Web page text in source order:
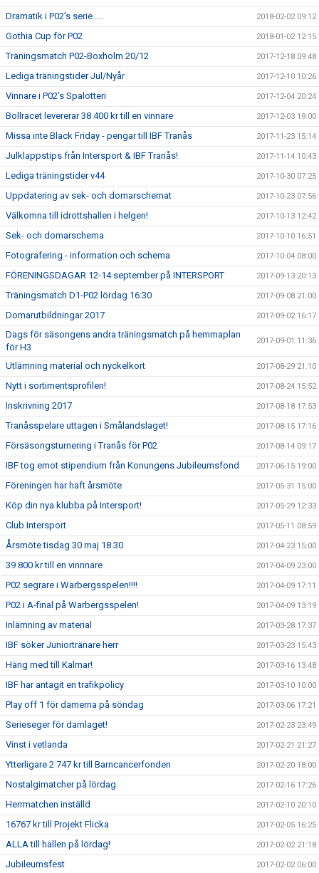
Dramatik i P02’s serie..... 2018-02-02 09:12
Gothia Cup för P02 2018-01-02 12:15
Träningsmatch P02-Boxholm 20/12 2017-12-18 09:48
Lediga träningstider Jul/Nyår 2017-12-10 10:26
Vinnare i P02’s Spalotteri 2017-12-04 20:24
Bollracet levererar 38 400 kr till en vinnare 2017-12-03 19:00
Missa inte Black Friday - pengar till IBF Tranås 2017-11-23 15:14
Julklappstips från Intersport & IBF Tranås! 2017-11-14 10:43
Lediga träningstider v44 2017-10-30 07:25
Uppdatering av sek- och domarschemat 2017-10-23 07:56
Välkomna till idrottshallen i helgen! 2017-10-13 12:42
Sek- och domarschema 2017-10-10 16:51
Fotografering - information och schema 2017-10-04 08:00
FÖRENINGSDAGAR 12-14 september på INTERSPORT 2017-09-13 20:13
Träningsmatch D1-P02 lördag 16:30 2017-09-08 21:00
Domarutbildningar 2017 2017-09-02 16:17
Dags för säsongens andra träningsmatch på hemmaplan
för H3
2017-09-01 11:36
Utlämning material och nyckelkort 2017-08-29 21:10
Nytt i sortimentsprofilen! 2017-08-24 15:52
Inskrivning 2017 2017-08-18 17:53
Tranåsspelare uttagen i Smålandslaget! 2017-08-15 17:16
Försäsongsturnering i Tranås för P02 2017-08-14 09:17
IBF tog emot stipendium från Konungens Jubileumsfond 2017-06-15 19:00
Föreningen har haft årsmöte 2017-05-31 15:00
Köp din nya klubba på Intersport! 2017-05-29 12:33
Club Intersport 2017-05-11 08:59
Årsmöte tisdag 30 maj 18.30 2017-04-23 15:00
39 800 kr till en vinnnare 2017-04-09 23:00
P02 segrare i Warbergsspelen!!!! 2017-04-09 17:11
P02 i A-final på Warbergsspelen! 2017-04-09 13:19
Inlämning av material 2017-03-28 17:37
IBF söker Juniortränare herr 2017-03-23 15:43
Häng med till Kalmar! 2017-03-16 13:48
IBF har antagit en trafikpolicy 2017-03-10 10:00
Play off 1 för damerna på söndag 2017-03-06 17:21
Serieseger för damlaget! 2017-02-23 23:49
Vinst i vetlanda 2017-02-21 21:27
Ytterligare 2 747 kr till Barncancerfonden 2017-02-20 18:00
Nostalgimatcher på lördag 2017-02-16 17:26
Herrmatchen inställd 2017-02-10 20:10
16767 kr till Projekt Flicka 2017-02-05 16:25
ALLA till hallen på lördag! 2017-02-02 21:18
Jubileumsfest 2017-02-02 06:00